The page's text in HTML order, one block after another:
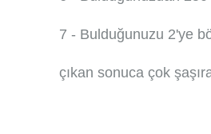
7 - Bulduğunuzu 2'ye
çıkan sonuca çok